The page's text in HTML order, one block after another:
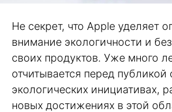
Не секрет, что Apple уделяет
внимание экологичности и
своих продуктов. Уже много
отчитывается перед публикой
экологических инициативах,
новых достижениях в этой